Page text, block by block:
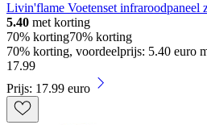
Livin'flame Voetenset infraroodpaneel
5.40 met korting
70% korting70% korting
70% korting, voordeelprijs: 5.40 euro
17.99
Prijs: 17.99 euro